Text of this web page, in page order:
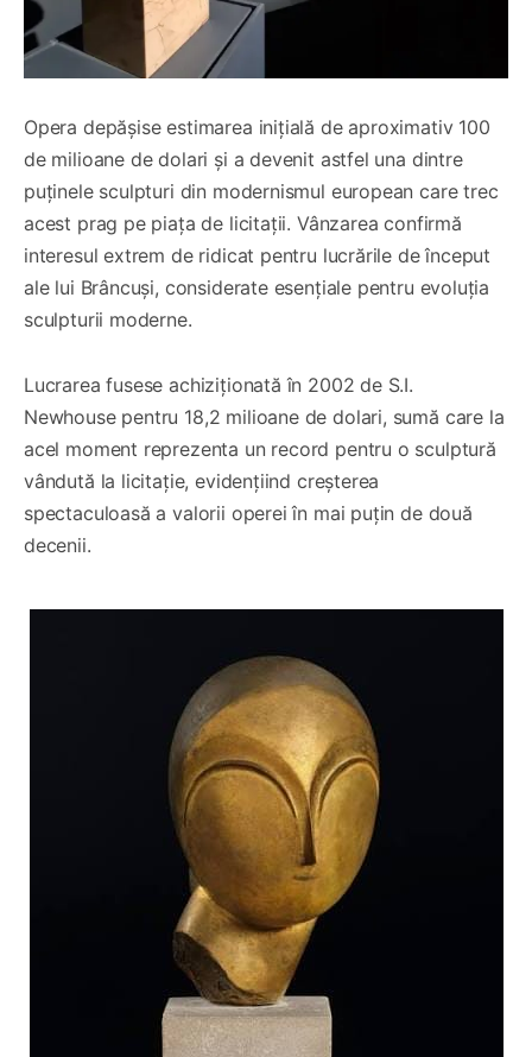
Opera depășise estimarea inițială de aproximativ 100
de milioane de dolari și a devenit astfel una dintre
puținele sculpturi din modernismul european care trec
acest prag pe piața de licitații. Vânzarea confirmă
interesul extrem de ridicat pentru lucrările de început
ale lui Brâncuși, considerate esențiale pentru evoluția
sculpturii moderne.
Lucrarea fusese achiziționată în 2002 de S.I.
Newhouse pentru 18,2 milioane de dolari, sumă care la
acel moment reprezenta un record pentru o sculptură
vândută la licitație, evidențiind creșterea
spectaculoasă a valorii operei în mai puțin de două
decenii.